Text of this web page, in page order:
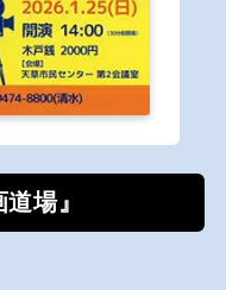
場』